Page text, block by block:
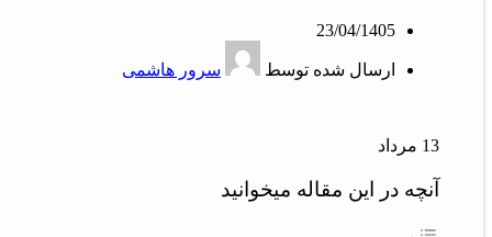
23/04/1405
ارسال شده توسط سرور هاشمی
13 مرداد
آنچه در این مقاله میخوانید